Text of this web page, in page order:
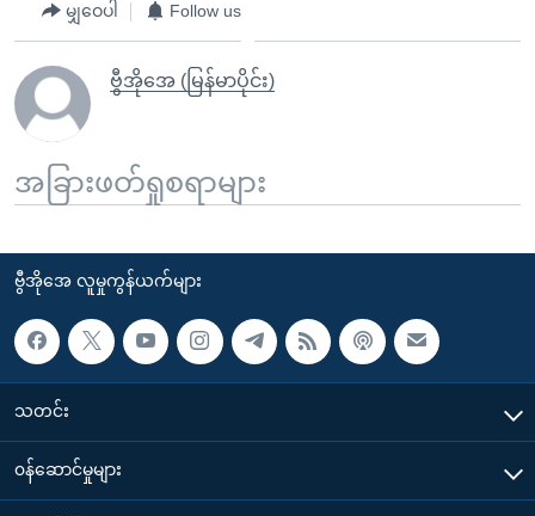
မျှဝေပါ Follow us
ဗွီအိုအေ (မြန်မာပိုင်း)
အခြားဖတ်ရှုစရာများ
ဗွီအိုအေ လူမှုကွန်ယက်များ
သတင်း
၀န်ဆောင်မှုများ